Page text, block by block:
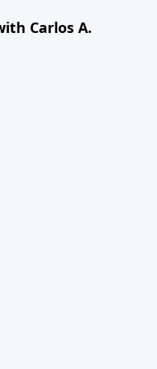
Carlos A.